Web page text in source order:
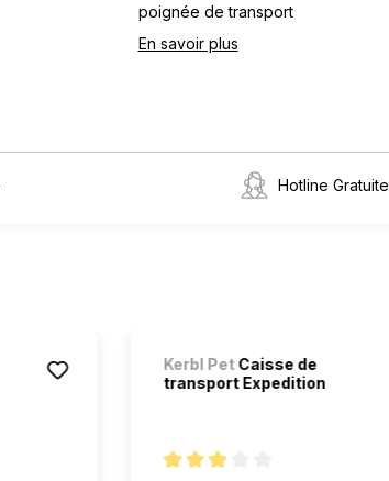
poignée de transport
En savoir plus
Hotline Gratuite
Kerbl PetCaisse de
transport Expedition